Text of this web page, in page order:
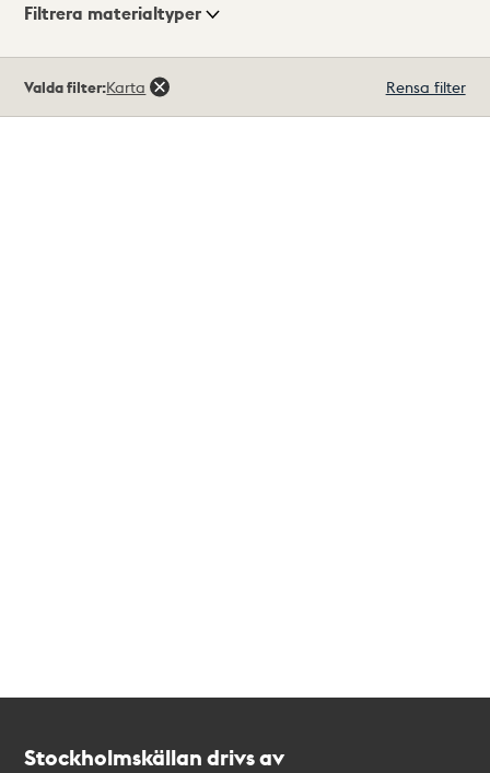
Visningsläge
Filtrera materialtyper
träffar
Valda filter:Karta Rensa filter
Stockholmskällan drivs av